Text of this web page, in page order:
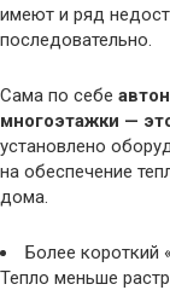
имеют и ряд
последовательно.
Сама по себе
многоэтажки —
установлено
на обеспечение
дома.
Более короткий
Тепло меньше